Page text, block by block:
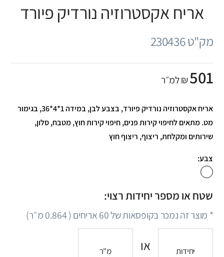
אריח אקסטרוזיה נורדיק פיורד
מק"ט 230436
501₪ למ״ר
אריח אקסטרוזיה נורדיק פיורד, בצבע לבן, במידה 1*4*36, בגימור
מט. מתאים לחיפוי קירות פנים, חיפוי קירות חוץ, מטבח, סלון,
שירותים ומקלחת, ריצוף, ריצוף חוץ
צבע:
שטח או מספר יחידות רצוי:
* מוצר זה נמכר בקופסאות של60אריחים (0.864מ״ר)
יחידות או מ"ר